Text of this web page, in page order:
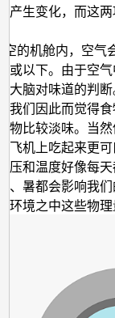
产生变化，而这
空的机舱内，空气
或以下。由于空
大脑对味道的判
我们因此而觉得
物比较淡味。当
飞机上吃起来更可
压和温度好像每
、暑都会影响我
环境之中这些物